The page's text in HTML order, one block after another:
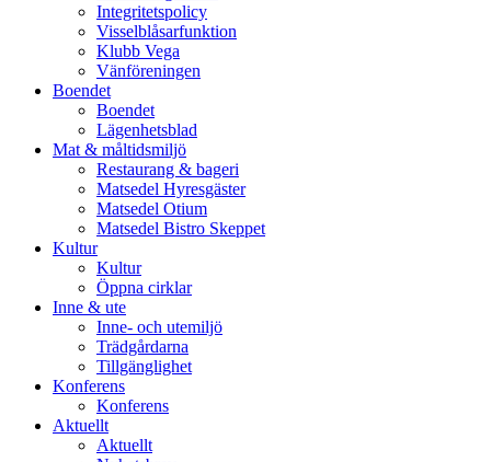
Integritetspolicy
Visselblåsarfunktion
Klubb Vega
Vänföreningen
Boendet
Boendet
Lägenhetsblad
Mat & måltidsmiljö
Restaurang & bageri
Matsedel Hyresgäster
Matsedel Otium
Matsedel Bistro Skeppet
Kultur
Kultur
Öppna cirklar
Inne & ute
Inne- och utemiljö
Trädgårdarna
Tillgänglighet
Konferens
Konferens
Aktuellt
Aktuellt